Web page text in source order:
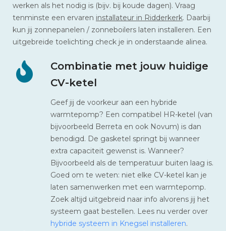
werken als het nodig is (bijv. bij koude dagen). Vraag
tenminste een ervaren installateur in Ridderkerk. Daarbij
kun jij zonnepanelen / zonneboilers laten installeren. Een
uitgebreide toelichting check je in onderstaande alinea.
Combinatie met jouw huidige
CV-ketel
Geef jij de voorkeur aan een hybride
warmtepomp? Een compatibel HR-ketel (van
bijvoorbeeld Berreta en ook Novum) is dan
benodigd. De gasketel springt bij wanneer
extra capaciteit gewenst is. Wanneer?
Bijvoorbeeld als de temperatuur buiten laag is.
Goed om te weten: niet elke CV-ketel kan je
laten samenwerken met een warmtepomp.
Zoek altijd uitgebreid naar info alvorens jij het
systeem gaat bestellen. Lees nu verder over
hybride systeem in Knegsel installeren.